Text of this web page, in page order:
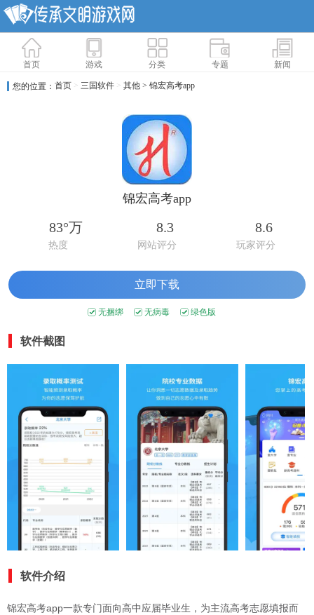
首页 游戏 分类 专题 新闻
您的位置： 首页 > 三国软件 > 其他 > 锦宏高考app
锦宏高考app
83°万
热度
8.3
网站评分
8.6
玩家评分
立即下载
无捆绑 无病毒 绿色版
软件截图
软件介绍
锦宏高考app一款专门面向高中应届毕业生，为主流高考志愿填报而